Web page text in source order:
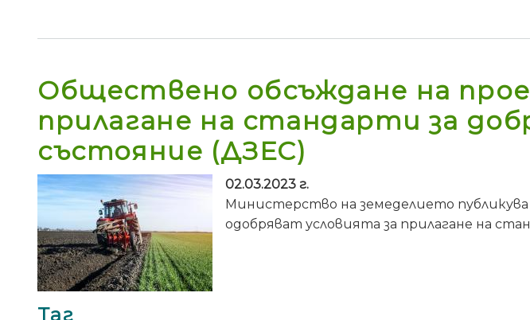
Обществено обсъждане на
прилагане на стандарти за
състояние (ДЗЕС)
02.03.2023 г.
Министерство на земеделието публикува
одобряват условията за прилагане на
Таг